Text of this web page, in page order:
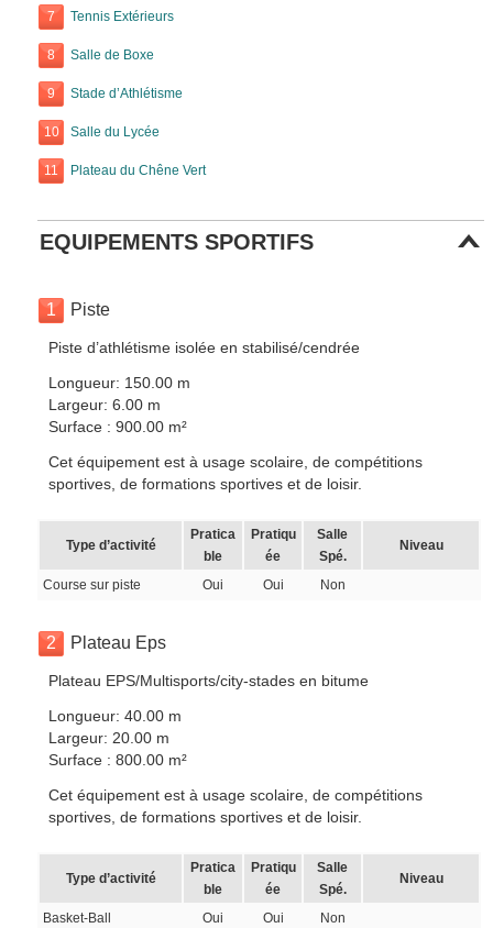
7 Tennis Extérieurs
8 Salle de Boxe
9 Stade d’Athlétisme
10 Salle du Lycée
11 Plateau du Chêne Vert
EQUIPEMENTS SPORTIFS
1 Piste
Piste d’athlétisme isolée en stabilisé/cendrée
Longueur: 150.00 m
Largeur: 6.00 m
Surface : 900.00 m²
Cet équipement est à usage scolaire, de compétitions
sportives, de formations sportives et de loisir.
Type d’activité
Pratica
ble
Pratiqu
ée
Salle
Spé.
Niveau
Course sur piste Oui Oui Non
2 Plateau Eps
Plateau EPS/Multisports/city-stades en bitume
Longueur: 40.00 m
Largeur: 20.00 m
Surface : 800.00 m²
Cet équipement est à usage scolaire, de compétitions
sportives, de formations sportives et de loisir.
Type d’activité
Pratica
ble
Pratiqu
ée
Salle
Spé.
Niveau
Basket-Ball Oui Oui Non